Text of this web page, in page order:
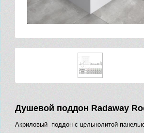
Душевой поддон Radaway
Акриловый поддон с цельнолитой